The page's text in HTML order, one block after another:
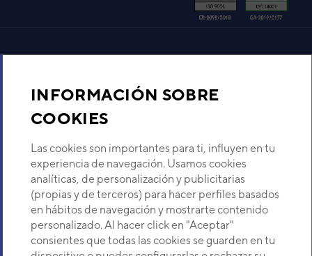
INFORMACIÓN SOBRE
COOKIES
Las cookies son importantes para ti, influyen en tu
experiencia de navegación. Usamos cookies
analíticas, de personalización y publicitarias
(propias y de terceros) para hacer perfiles basados
en hábitos de navegación y mostrarte contenido
personalizado. Al hacer click en "Aceptar"
consientes que todas las cookies se guarden en tu
Recambios
Descubre Eurofred
Dónde Estamos